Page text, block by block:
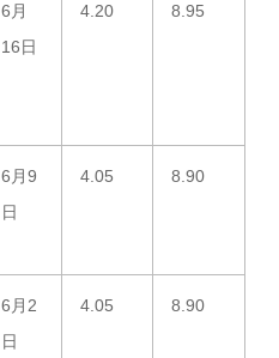
6月
16日
4.20 8.95
6月9
日
4.05 8.90
6月2
日
4.05 8.90